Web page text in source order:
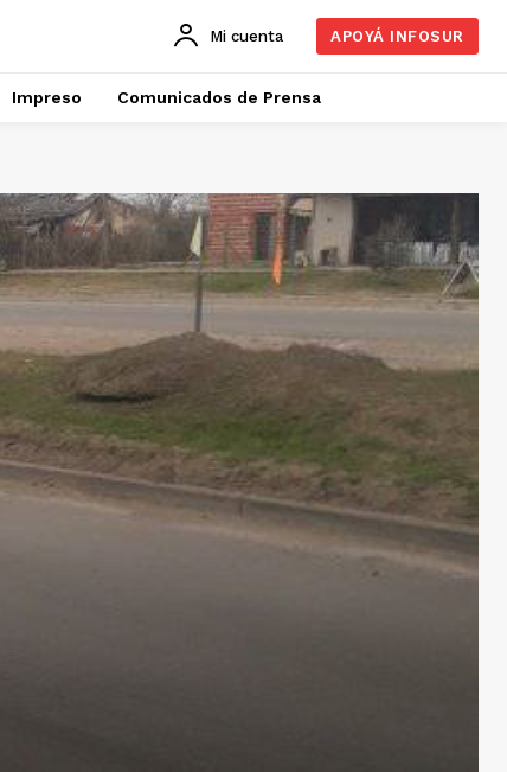
Mi cuenta APOYÁ INFOSUR
Impreso Comunicados de Prensa